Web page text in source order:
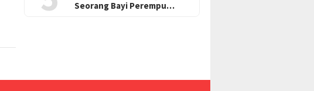
Seorang Bayi Perempu…